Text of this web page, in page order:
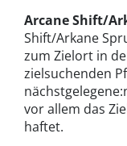
Arcane Shift/
Shift/Arkane
zum Zielort in
zielsuchenden
vor allem das
haftet.